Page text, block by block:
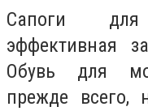
Сапоги
эффективная
Обувь для
прежде